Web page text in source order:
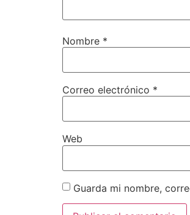
Nombre *
Correo electrónico *
Web
Guarda mi nombre,